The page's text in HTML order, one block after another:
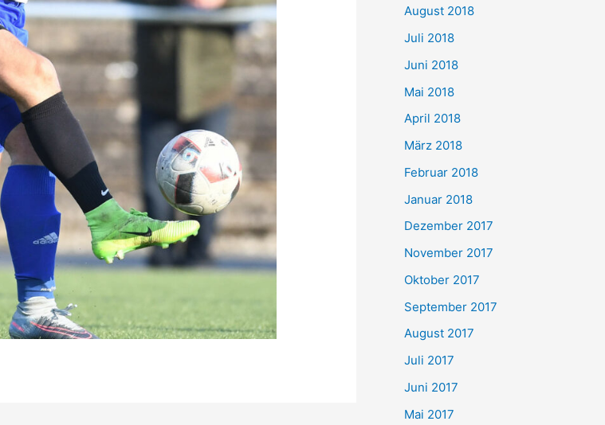
August 2018
Juli 2018
Juni 2018
Mai 2018
April 2018
März 2018
Februar 2018
Januar 2018
Dezember 2017
November 2017
Oktober 2017
September 2017
August 2017
Juli 2017
Juni 2017
Mai 2017